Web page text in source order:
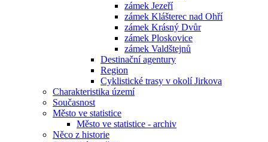
zámek Jezeří
zámek Klášterec nad Ohří
zámek Krásný Dvůr
zámek Ploskovice
zámek Valdštejnů
Destinační agentury
Region
Cyklistické trasy v okolí Jirkova
Charakteristika území
Současnost
Město ve statistice
Město ve statistice - archiv
Něco z historie